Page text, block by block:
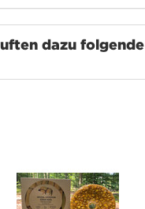
dazu folgende